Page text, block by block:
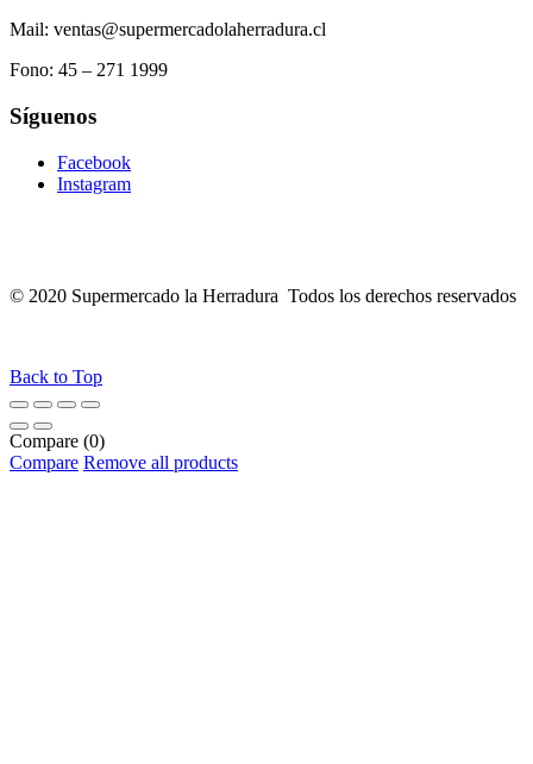
Mail: ventas@supermercadolaherradura.cl
Fono: 45 – 271 1999
Síguenos
Facebook
Instagram
© 2020 Supermercado la Herradura Todos los derechos reservados
Back to Top
Compare (0)
Compare Remove all products